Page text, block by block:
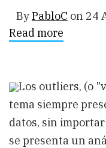
ByPabloC on 24
Read more
outliers
con
R
Los outliers, (o
tema siempre
datos, sin
se presenta un